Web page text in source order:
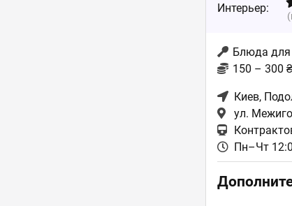
Интерьер:
Блюда для
150 – 300 ₴
Киев,
ул.
Пн–Чт